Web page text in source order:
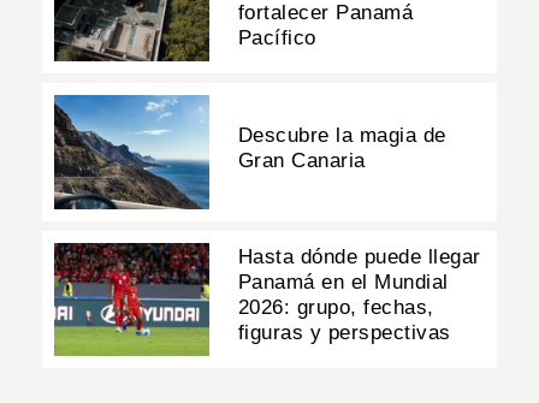
fortalecer Panamá
Pacífico
Descubre la magia de
Gran Canaria
Hasta dónde puede llegar
Panamá en el Mundial
2026: grupo, fechas,
figuras y perspectivas